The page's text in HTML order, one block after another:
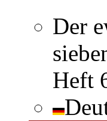
Der
Heft